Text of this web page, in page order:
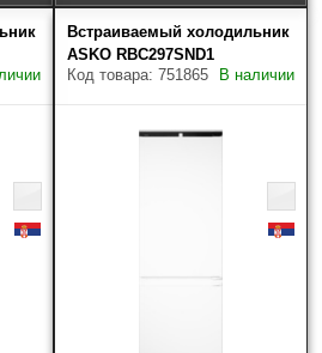
товаров: 398
Встраиваемый холодильник
ASKO RBC297SND1
Код товара: 751865
В наличии